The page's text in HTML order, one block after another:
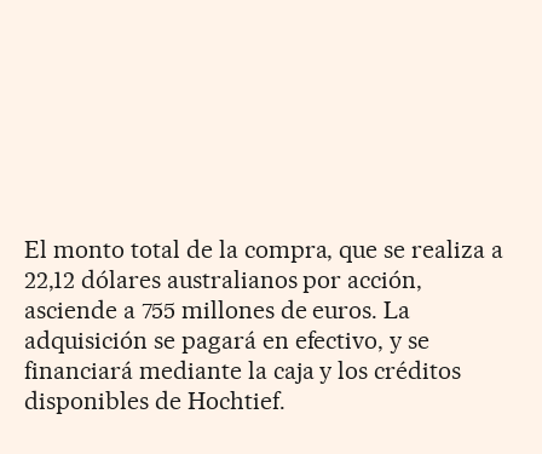
El monto total de la compra, que se realiza a
22,12 dólares australianos por acción,
asciende a 755 millones de euros. La
adquisición se pagará en efectivo, y se
financiará mediante la caja y los créditos
disponibles de Hochtief.